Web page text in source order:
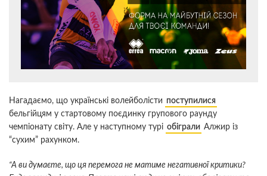
Нагадаємо, що українські волейболісти поступилися
бельгійцям у стартовому поєдинку групового раунду
чемпіонату світу. Але у наступному турі обіграли Алжир із
“сухим” рахунком.
“А ви думаєте, що ця перемога не матиме негативної критики?